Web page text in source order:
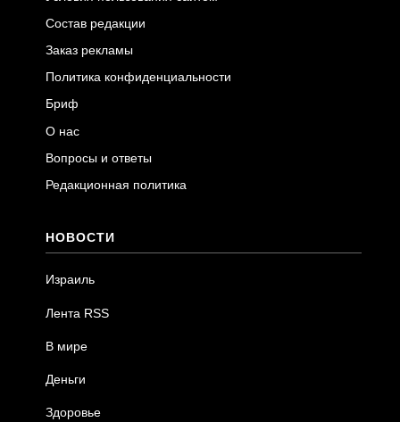
Состав редакции
Заказ рекламы
Политика конфиденциальности
Бриф
О нас
Вопросы и ответы
Редакционная политика
НОВОСТИ
Израиль
Лента RSS
В мире
Деньги
Здоровье